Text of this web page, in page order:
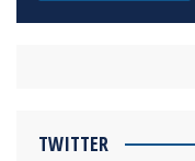
TWITTER